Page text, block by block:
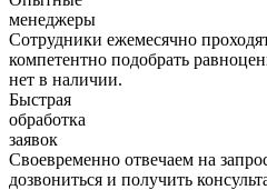
менеджеры
Сотрудники ежемесячно
компетентно подобрать
нет в наличии.
Быстрая
обработка
заявок
Своевременно отвечаем на
дозвониться и получить